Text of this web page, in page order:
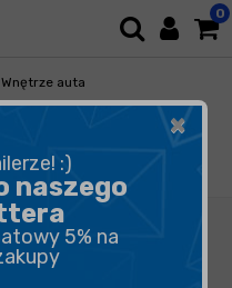
0
Wnętrze auta
czyszczący
×
:)
naszego
5% na